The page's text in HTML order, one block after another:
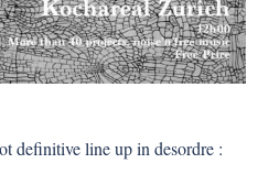
definitive line up in desordre :